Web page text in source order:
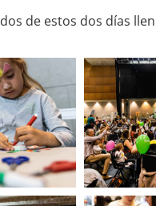
de estos dos días